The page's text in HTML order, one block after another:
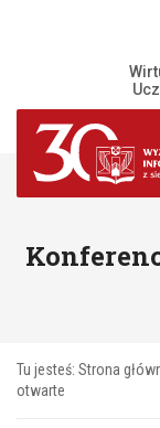
Tu jesteś: Strona
otwarte